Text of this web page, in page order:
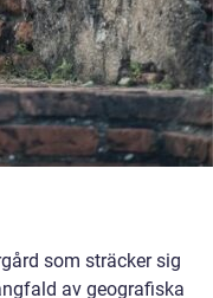
som sträcker sig
av geografiska